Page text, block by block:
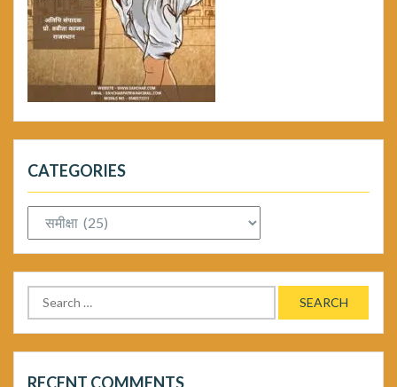
CATEGORIES
Categories
Search
for:
RECENT COMMENTS